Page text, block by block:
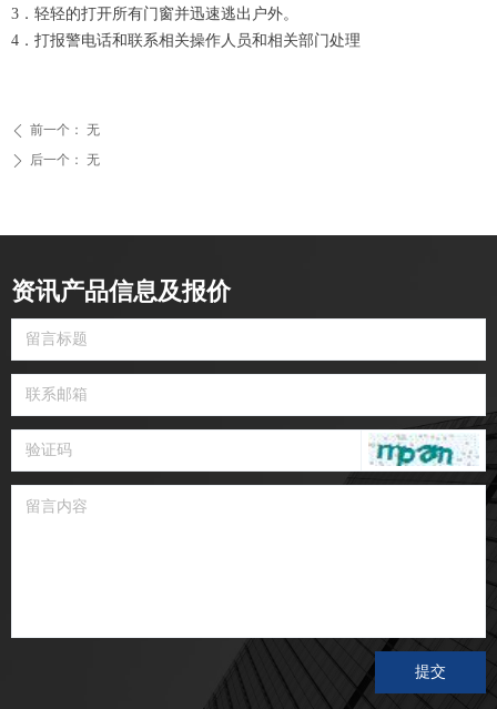
3．轻轻的打开所有门窗并迅速逃出户外。
4．打报警电话和联系相关操作人员和相关部门处理
ꄴ 前一个： 无
ꄲ 后一个： 无
资讯产品信息及报价
提交